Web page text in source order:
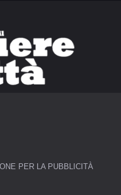
PER LA PUBBLICITÀ